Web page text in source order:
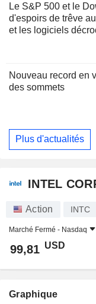
Le S&P 500 et le
d'espoirs de trêve
et les logiciels
Nouveau record en
des sommets
Plus d'actualités
INTEL
Action INTC
Marché Fermé - Nasdaq
99,81 USD
Graphique